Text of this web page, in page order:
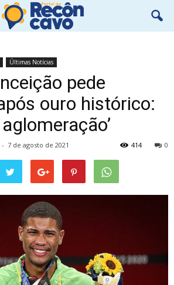
Últimas Notícias
pede
ouro histórico:
- 7 de agosto de 2021 0
414